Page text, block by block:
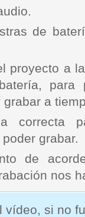
de
proyecto a
para
a
correcta
grabar.
de
nos
vídeo, si no